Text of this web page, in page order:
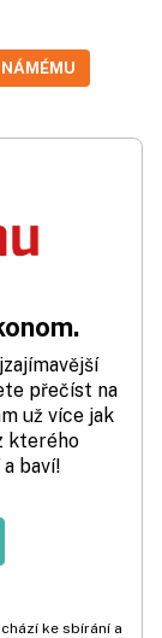
přečíst na
už více jak
kterého
baví!
ke sbírání a